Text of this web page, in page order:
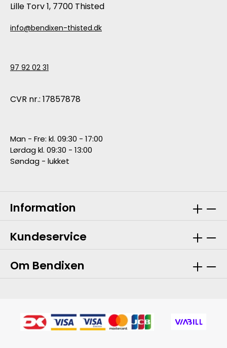
Lille Torv 1, 7700 Thisted
info@bendixen-thisted.dk
97 92 02 31
CVR nr.: 17857878
Man - Fre: kl. 09:30 - 17:00
Lørdag kl. 09:30 - 13:00
Søndag - lukket
Information
Kundeservice
Om Bendixen